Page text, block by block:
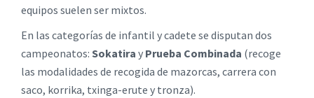
equipos suelen ser mixtos.
En las categorías de infantil y cadete se disputan dos
campeonatos: Sokatira y Prueba Combinada (recoge
las modalidades de recogida de mazorcas, carrera con
saco, korrika, txinga-erute y tronza).